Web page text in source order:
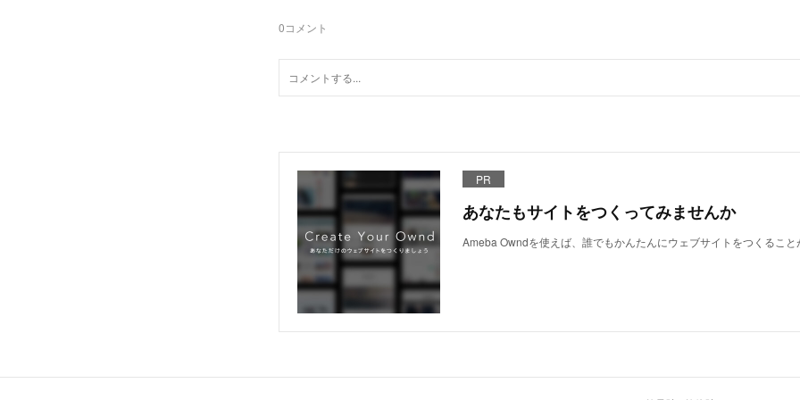
0コメント
PR
あなたもサイトをつくってみませんか
Ameba Owndを使えば、誰でもかんたんにウェブサイトをつくること